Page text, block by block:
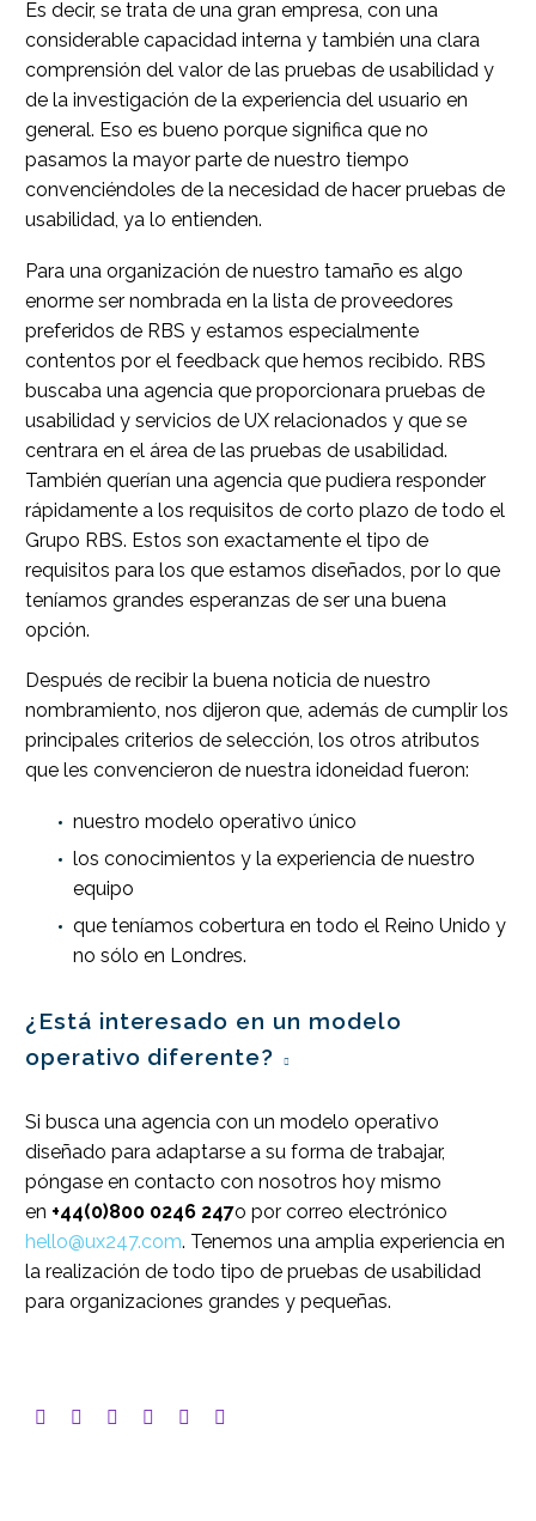
Es decir, se trata de una gran empresa, con una
considerable capacidad interna y también una clara
comprensión del valor de las pruebas de usabilidad y
de la investigación de la experiencia del usuario en
general. Eso es bueno porque significa que no
pasamos la mayor parte de nuestro tiempo
convenciéndoles de la necesidad de hacer pruebas de
usabilidad, ya lo entienden.
Para una organización de nuestro tamaño es algo
enorme ser nombrada en la lista de proveedores
preferidos de RBS y estamos especialmente
contentos por el feedback que hemos recibido. RBS
buscaba una agencia que proporcionara pruebas de
usabilidad y servicios de UX relacionados y que se
centrara en el área de las pruebas de usabilidad.
También querían una agencia que pudiera responder
rápidamente a los requisitos de corto plazo de todo el
Grupo RBS. Estos son exactamente el tipo de
requisitos para los que estamos diseñados, por lo que
teníamos grandes esperanzas de ser una buena
opción.
Después de recibir la buena noticia de nuestro
nombramiento, nos dijeron que, además de cumplir los
principales criterios de selección, los otros atributos
que les convencieron de nuestra idoneidad fueron:
nuestro modelo operativo único
los conocimientos y la experiencia de nuestro
equipo
que teníamos cobertura en todo el Reino Unido y
no sólo en Londres.
¿Está interesado en un modelo
operativo diferente?
Si busca una agencia con un modelo operativo
diseñado para adaptarse a su forma de trabajar,
póngase en contacto con nosotros hoy mismo
en +44(0)800 0246 247o por correo electrónico
hello@ux247.com. Tenemos una amplia experiencia en
la realización de todo tipo de pruebas de usabilidad
para organizaciones grandes y pequeñas.